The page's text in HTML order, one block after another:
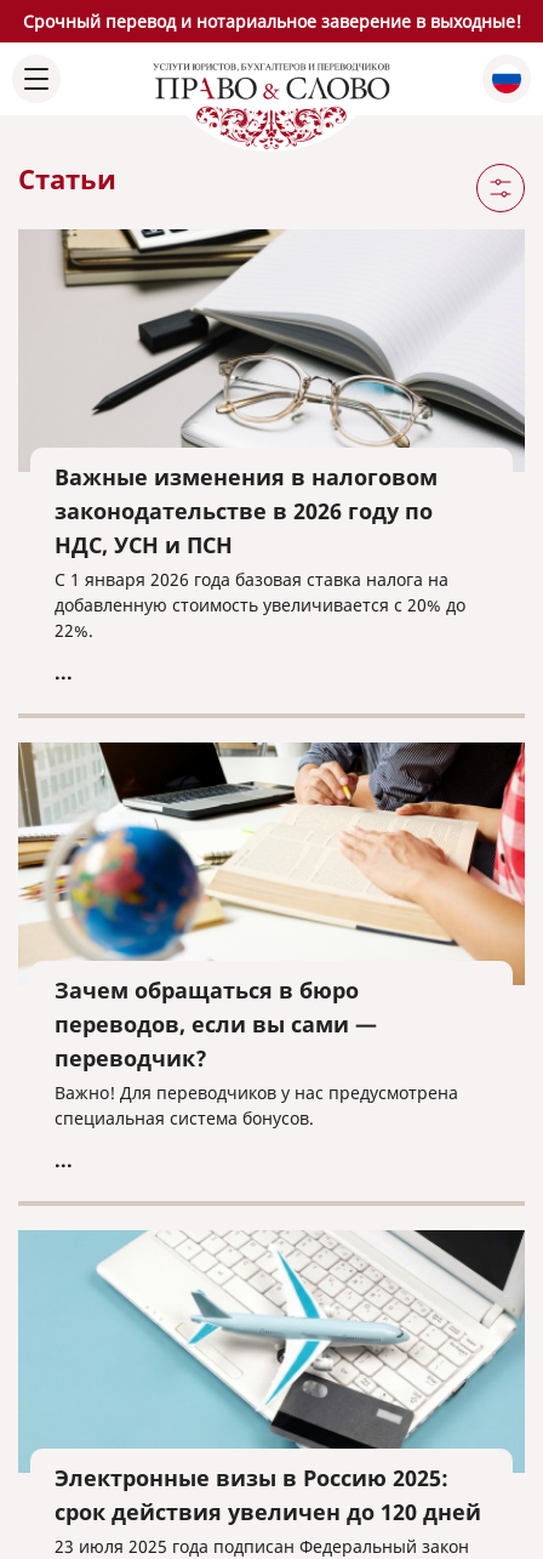
Срочный перевод и нотариальное заверение в выходные!
Статьи
Важные изменения в налоговом
законодательстве в 2026 году по
НДС, УСН и ПСН
С 1 января 2026 года базовая ставка налога на
добавленную стоимость увеличивается с 20% до
22%.
...
Зачем обращаться в бюро
переводов, если вы сами —
переводчик?
Важно! Для переводчиков у нас предусмотрена
специальная система бонусов.
...
Электронные визы в Россию 2025:
срок действия увеличен до 120 дней
23 июля 2025 года подписан Федеральный закон